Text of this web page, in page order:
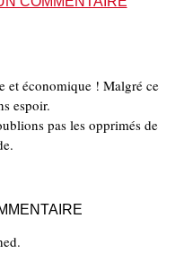
et économique ! Malgré ce
espoir.
pas les opprimés de